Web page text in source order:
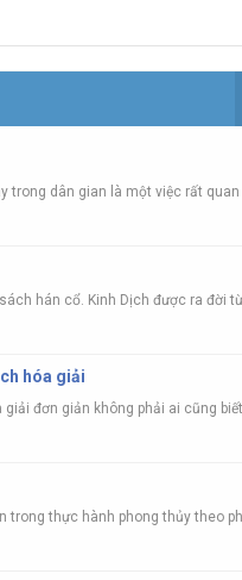
trong dân gian là một việc rất quan
hán cổ. Kinh Dịch được ra đời
hóa giải
đơn giản không phải ai cũng
trong thực hành phong thủy theo